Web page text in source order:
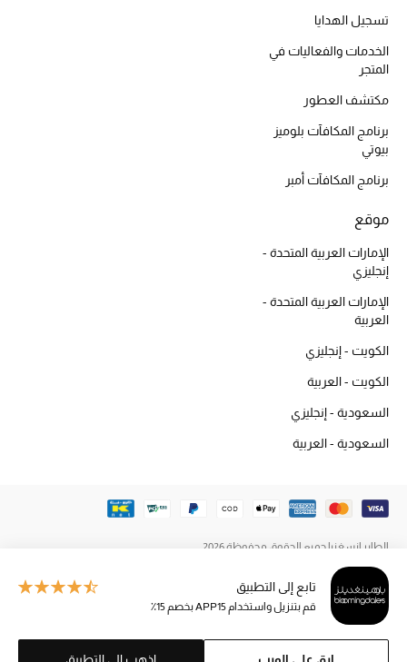
جميع مستحضرات الجمال
الجديد في عالم الجمال
الأكثر مبيعاً
العطور
مكتشف العطور
المكياج
العناية بالبشرة
مستحضرات العناية
العناية بالشعر
هدايا
دليل مستلزمات الجمال
تابع إلى التطبيق
قم بتنزيل واستخدام APP15 بخصم 15٪
تسجيل الهدايا
الخدمات والفعاليات في
المتجر
مكتشف العطور
برنامج المكافآت بلوميز
بيوتي
برنامج المكافآت أمبر
موقع
الإمارات العربية المتحدة -
إنجليزي
الإمارات العربية المتحدة -
العربية
الكويت - إنجليزي
الكويت - العربية
السعودية - إنجليزي
السعودية - العربية
الطاير إنسغنيا جميع الحقوق محفوظة 2026